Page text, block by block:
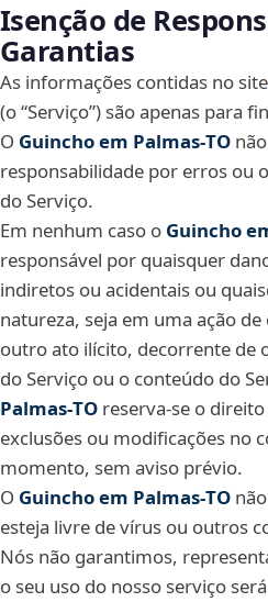
Isenção de
Garantias
As informações contidas no site
(o “Serviço”) são apenas para
O Guincho em Palmas‑TO
responsabilidade por erros ou
do Serviço.
Em nenhum caso o Guincho
responsável por quaisquer
indiretos ou acidentais ou
natureza, seja em uma ação
outro ato ilícito, decorrente de
do Serviço ou o conteúdo do
Palmas‑TO reserva-se o
exclusões ou modificações no
momento, sem aviso prévio.
O Guincho em Palmas‑TO
esteja livre de vírus ou outros
Nós não garantimos,
o seu uso do nosso serviço